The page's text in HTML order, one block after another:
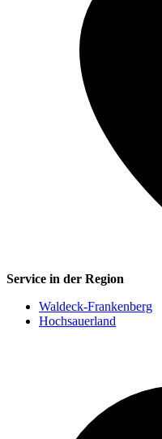
Service in der Region
Waldeck-Frankenberg
Hochsauerland